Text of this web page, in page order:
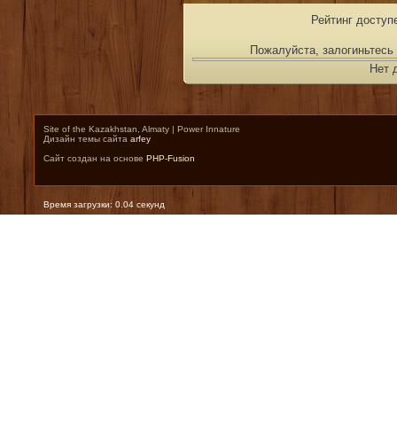
Рейтинг
Пожалуйста,
Нет
Site of the Kazakhstan, Almaty | Power Innature
Дизайн темы сайта arfey
Сайт создан на основе PHP-Fusion
Время загрузки: 0.04 секунд